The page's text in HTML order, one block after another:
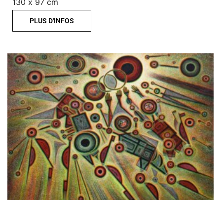
PLUS D'INFOS